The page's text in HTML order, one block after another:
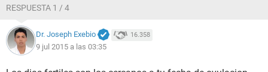
RESPUESTA 1 / 4
Dr. Joseph Exebio 16.358
9 jul 2015 a las 03:35